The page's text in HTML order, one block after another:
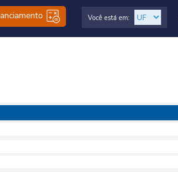
Você está em: